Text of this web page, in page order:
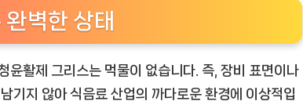
벽한 상태
윤활제 그리스는 먹물이 없습니다. 즉, 장비 표면이나
기지 않아 식음료 산업의 까다로운 환경에 이상적입